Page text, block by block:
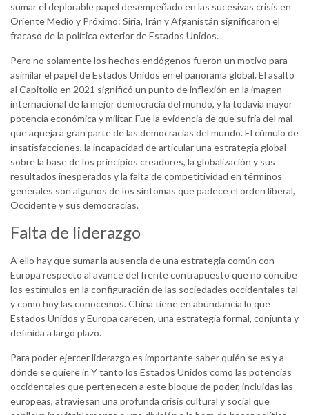
sumar el deplorable papel desempeñado en las sucesivas crisis en
Oriente Medio y Próximo: Siria, Irán y Afganistán significaron el
fracaso de la política exterior de Estados Unidos.
Pero no solamente los hechos endógenos fueron un motivo para
asimilar el papel de Estados Unidos en el panorama global. El asalto
al Capitolio en 2021 significó un punto de inflexión en la imagen
internacional de la mejor democracia del mundo, y la todavía mayor
potencia económica y militar. Fue la evidencia de que sufría del mal
que aqueja a gran parte de las democracias del mundo. El cúmulo de
insatisfacciones, la incapacidad de articular una estrategia global
sobre la base de los principios creadores, la globalización y sus
resultados inesperados y la falta de competitividad en términos
generales son algunos de los síntomas que padece el orden liberal,
Occidente y sus democracias.
Falta de liderazgo
A ello hay que sumar la ausencia de una estrategia común con
Europa respecto al avance del frente contrapuesto que no concibe
los estímulos en la configuración de las sociedades occidentales tal
y como hoy las conocemos. China tiene en abundancia lo que
Estados Unidos y Europa carecen, una estrategia formal, conjunta y
definida a largo plazo.
Para poder ejercer liderazgo es importante saber quién se es y a
dónde se quiere ir. Y tanto los Estados Unidos como las potencias
occidentales que pertenecen a este bloque de poder, incluidas las
europeas, atraviesan una profunda crisis cultural y social que